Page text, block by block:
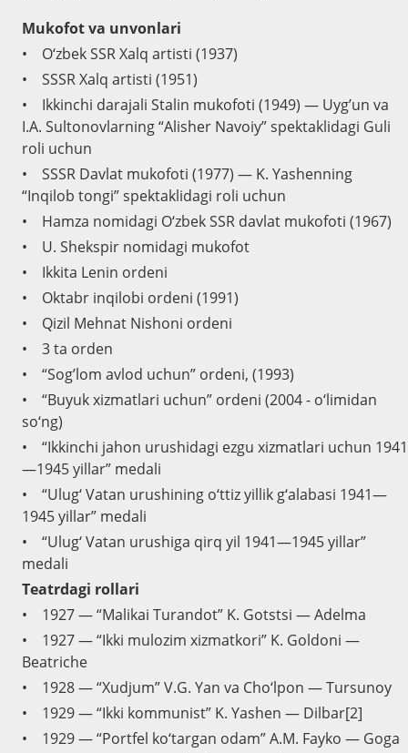
Mukofot va unvonlari
• O‘zbek SSR Xalq artisti (1937)
• SSSR Xalq artisti (1951)
• Ikkinchi darajali Stalin mukofoti (1949) — Uyg’un va
I.A. Sultonovlarning “Alisher Navoiy” spektaklidagi Guli
roli uchun
• SSSR Davlat mukofoti (1977) — K. Yashenning
“Inqilob tongi” spektaklidagi roli uchun
• Hamza nomidagi O‘zbek SSR davlat mukofoti (1967)
• U. Shekspir nomidagi mukofot
• Ikkita Lenin ordeni
• Oktabr inqilobi ordeni (1991)
• Qizil Mehnat Nishoni ordeni
• 3 ta orden
• “Sog’lom avlod uchun” ordeni, (1993)
• “Buyuk xizmatlari uchun” ordeni (2004 - o‘limidan
so‘ng)
• “Ikkinchi jahon urushidagi ezgu xizmatlari uchun 1941
—1945 yillar” medali
• “Ulug‘ Vatan urushining o‘ttiz yillik g‘alabasi 1941—
1945 yillar” medali
• “Ulug‘ Vatan urushiga qirq yil 1941—1945 yillar”
medali
Teatrdagi rollari
• 1927 — “Malikai Turandot” K. Gotstsi — Adelma
• 1927 — “Ikki mulozim xizmatkori” K. Goldoni —
Beatriche
• 1928 — “Xudjum” V.G. Yan va Cho‘lpon — Tursunoy
• 1929 — “Ikki kommunist” K. Yashen — Dilbar[2]
• 1929 — “Portfel ko‘targan odam” A.M. Fayko — Goga